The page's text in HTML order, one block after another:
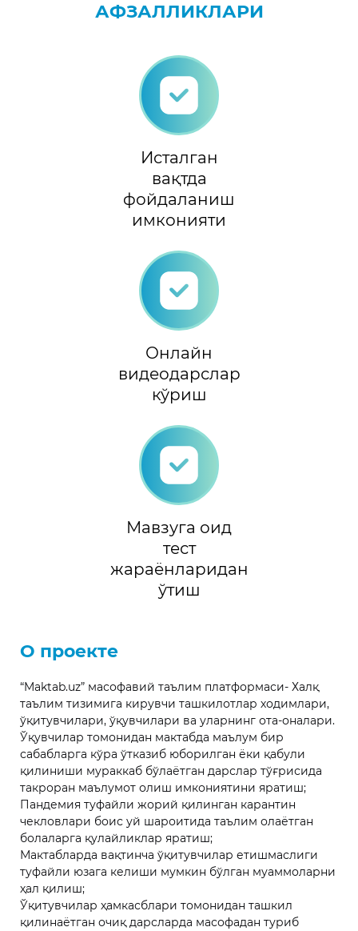
АФЗАЛЛИКЛАРИ
Исталган
вақтда
фойдаланиш
имконияти
Онлайн
видеодарслар
кўриш
Мавзуга оид
тест
жараёнларидан
ўтиш
О проекте
“Maktab.uz” масофавий таълим платформаси- Халқ
таълим тизимига кирувчи ташкилотлар ходимлари,
ўқитувчилари, ўқувчилари ва уларнинг ота-оналари.
Ўқувчилар томонидан мактабда маълум бир
сабабларга кўра ўтказиб юборилган ёки қабули
қилиниши мураккаб бўлаётган дарслар тўғрисида
такроран маълумот олиш имкониятини яратиш;
Пандемия туфайли жорий қилинган карантин
чекловлари боис уй шароитида таълим олаётган
болаларга қулайликлар яратиш;
Мактабларда вақтинча ўқитувчилар етишмаслиги
туфайли юзага келиши мумкин бўлган муаммоларни
ҳал қилиш;
Ўқитувчилар ҳамкасблари томонидан ташкил
қилинаётган очиқ дарсларда масофадан туриб